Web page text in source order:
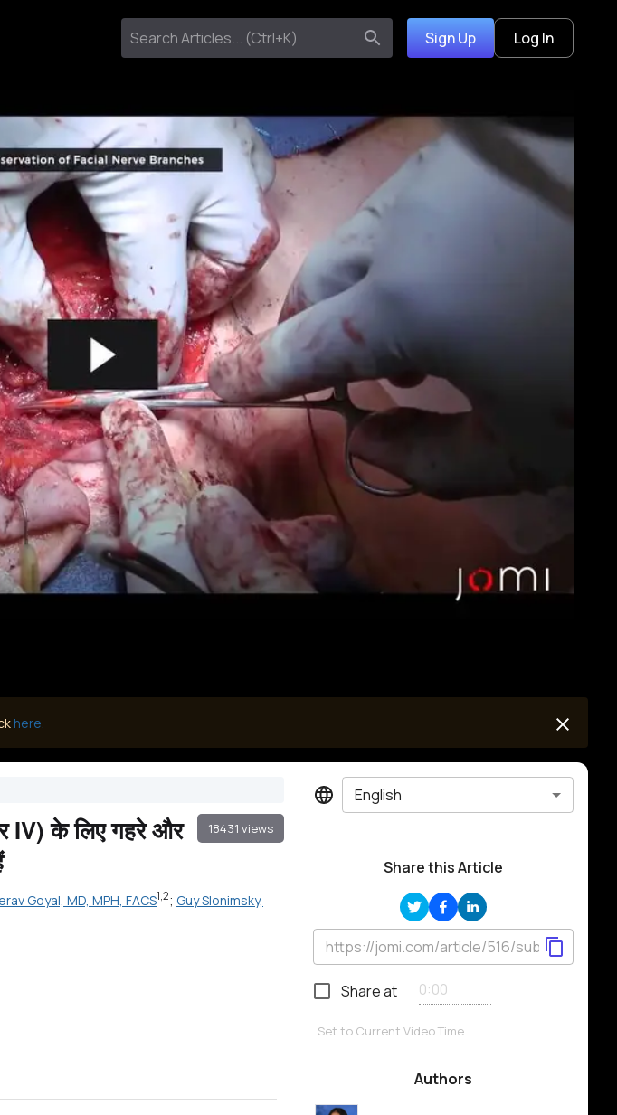
Sign Up Log In
here.
IV) के लिए गहरे और
18431 views
Goyal, MD, MPH, FACS1,2; Guy Slonimsky,
English
Share this Article
Share at
Set to Current Video Time
Authors